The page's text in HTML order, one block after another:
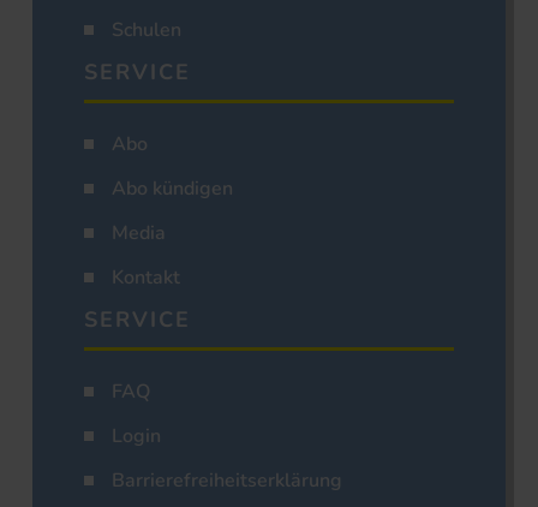
Schulen
SERVICE
Abo
Abo kündigen
Media
Kontakt
SERVICE
FAQ
Login
Barrierefreiheitserklärung